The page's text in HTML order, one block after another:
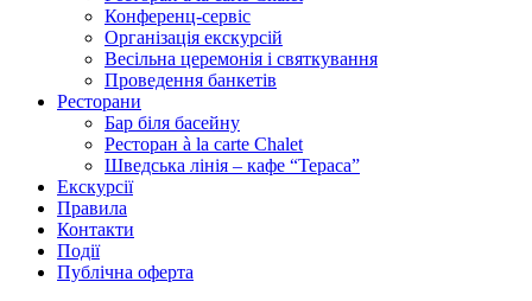
Конференц-сервіс
Організація екскурсій
Весільна церемонія і святкування
Проведення банкетів
Ресторани
Бар біля басейну
Ресторан à la carte Chalet
Шведська лінія – кафе “Тераса”
Екскурсії
Правила
Контакти
Події
Публічна оферта